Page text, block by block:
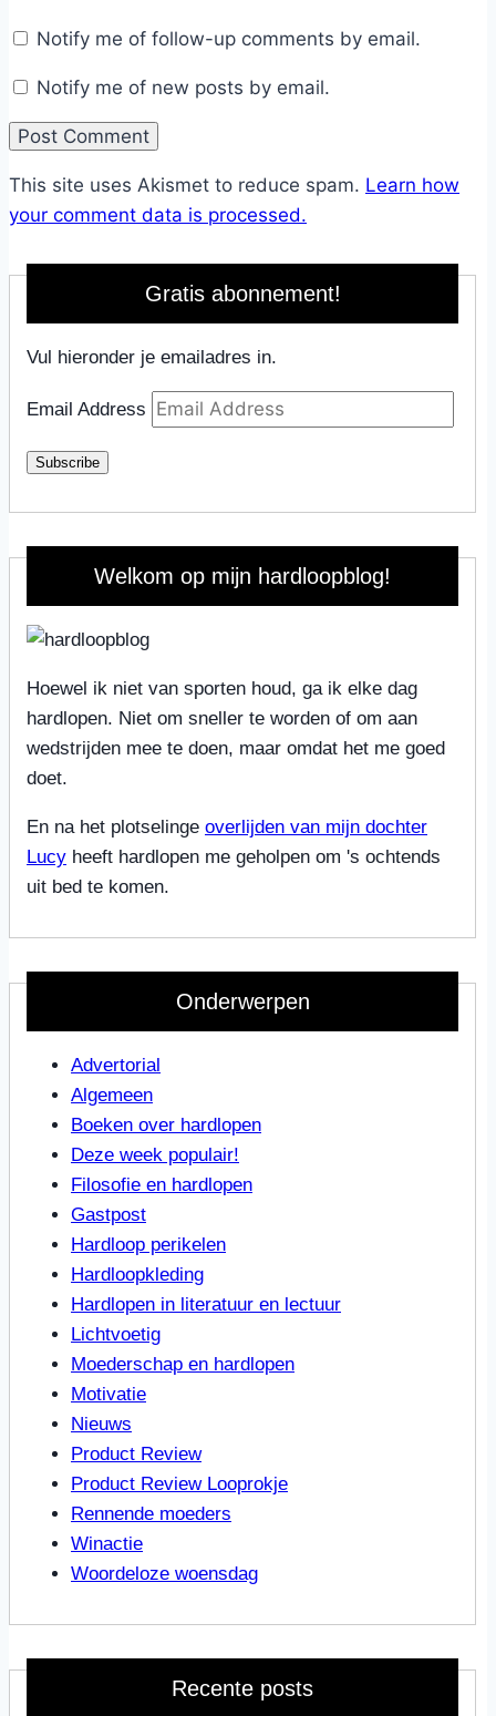
Notify me of follow-up comments by email.
Notify me of new posts by email.
This site uses Akismet to reduce spam. Learn how
your comment data is processed.
Gratis abonnement!
Vul hieronder je emailadres in.
Email Address
Subscribe
Welkom op mijn hardloopblog!
Hoewel ik niet van sporten houd, ga ik elke dag
hardlopen. Niet om sneller te worden of om aan
wedstrijden mee te doen, maar omdat het me goed
doet.
En na het plotselinge overlijden van mijn dochter
Lucy heeft hardlopen me geholpen om 's ochtends
uit bed te komen.
Onderwerpen
Advertorial
Algemeen
Boeken over hardlopen
Deze week populair!
Filosofie en hardlopen
Gastpost
Hardloop perikelen
Hardloopkleding
Hardlopen in literatuur en lectuur
Lichtvoetig
Moederschap en hardlopen
Motivatie
Nieuws
Product Review
Product Review Looprokje
Rennende moeders
Winactie
Woordeloze woensdag
Recente posts